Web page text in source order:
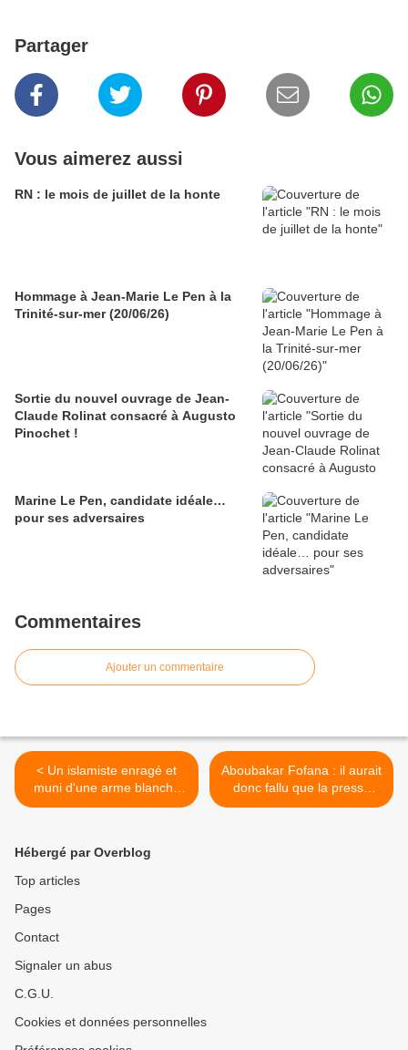
Partager
Vous aimerez aussi
RN : le mois de juillet de la honte
Hommage à Jean-Marie Le Pen à la
Trinité-sur-mer (20/06/26)
Sortie du nouvel ouvrage de Jean-
Claude Rolinat consacré à Augusto
Pinochet !
Marine Le Pen, candidate idéale…
pour ses adversaires
Commentaires
Ajouter un commentaire
< Un islamiste enragé et
muni d'une arme blanche
tué à coups de taser par les
Aboubakar Fofana : il aurait
donc fallu que la presse
cache ses démêlés avec la
Hébergé par Overblog
Top articles
Pages
Contact
Signaler un abus
C.G.U.
Cookies et données personnelles